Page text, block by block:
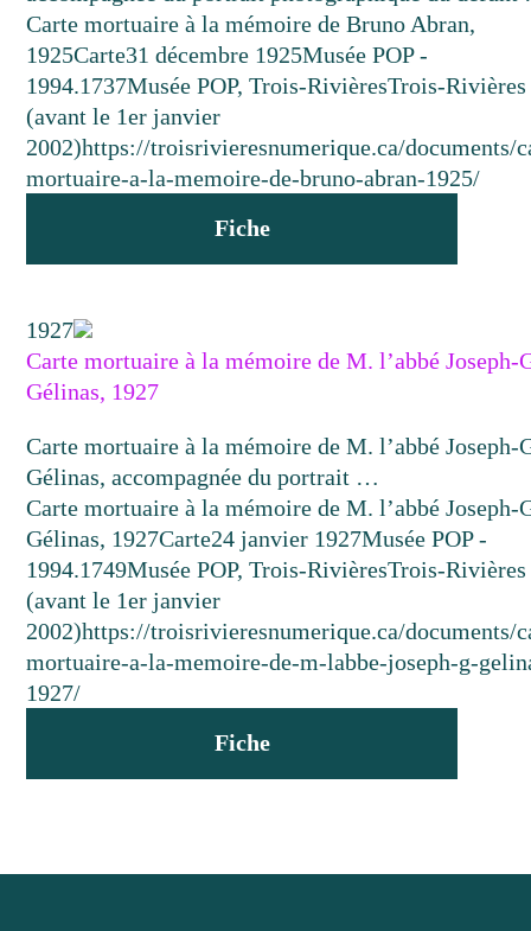
Carte mortuaire à la mémoire de Bruno Abran,
1925Carte31 décembre 1925Musée POP -
1994.1737Musée POP, Trois-RivièresTrois-Rivières
(avant le 1er janvier
2002)https://troisrivieresnumerique.ca/documents/
mortuaire-a-la-memoire-de-bruno-abran-1925/
Fiche
1927
Carte mortuaire à la mémoire de M. l’abbé Joseph-
Gélinas, 1927
Carte mortuaire à la mémoire de M. l’abbé Joseph-
Gélinas, accompagnée du portrait …
Carte mortuaire à la mémoire de M. l’abbé Joseph-
Gélinas, 1927Carte24 janvier 1927Musée POP -
1994.1749Musée POP, Trois-RivièresTrois-Rivières
(avant le 1er janvier
2002)https://troisrivieresnumerique.ca/documents/
mortuaire-a-la-memoire-de-m-labbe-joseph-g-
1927/
Fiche